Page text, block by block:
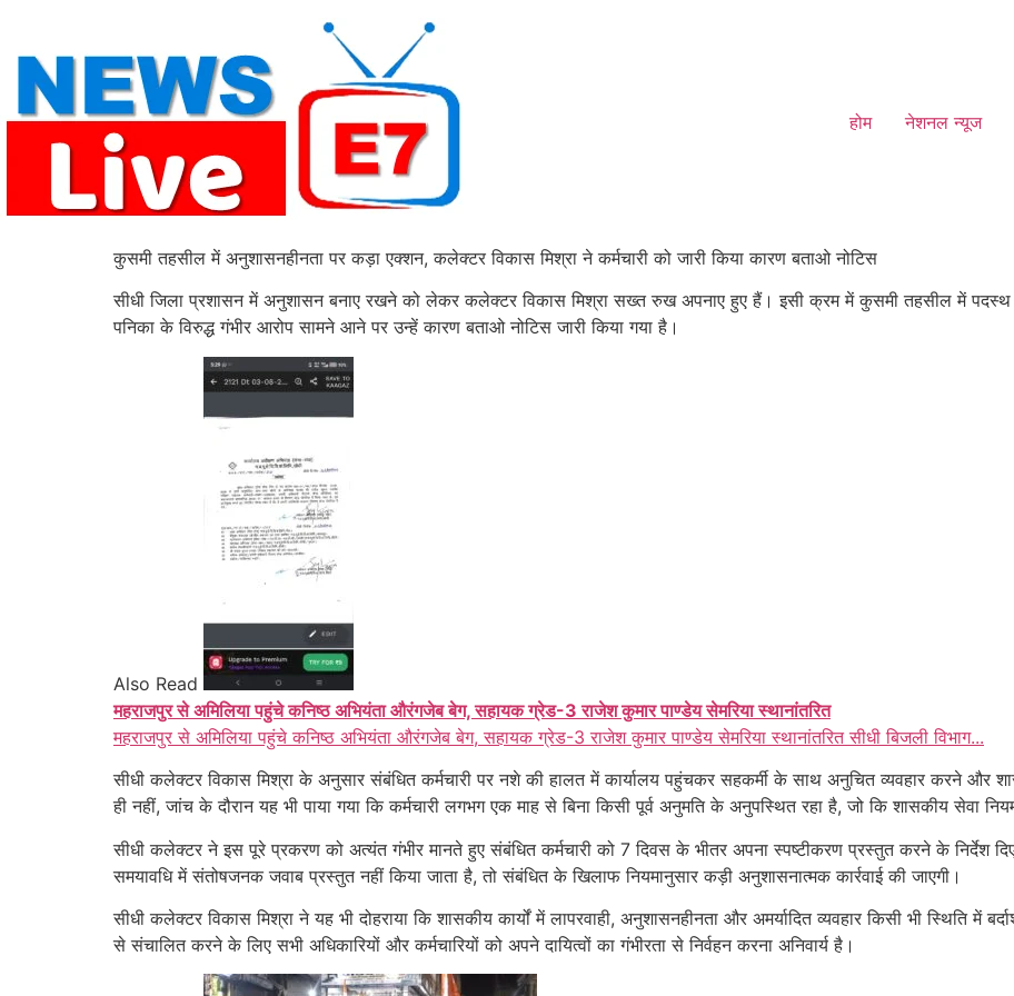
content
होम नेशनल न्यूज
कुसमी तहसील में अनुशासनहीनता पर कड़ा एक्शन, कलेक्टर विकास मिश्रा ने कर्मचारी को जारी किया कारण बताओ नोटिस
सीधी जिला प्रशासन में अनुशासन बनाए रखने को लेकर कलेक्टर विकास मिश्रा सख्त रुख अपनाए हुए हैं। इसी क्रम में कुसमी तहसील में पदस्थ
पनिका के विरुद्ध गंभीर आरोप सामने आने पर उन्हें कारण बताओ नोटिस जारी किया गया है।
Also Read
महराजपुर से अमिलिया पहुंचे कनिष्ठ अभियंता औरंगजेब बेग, सहायक ग्रेड-3 राजेश कुमार पाण्डेय सेमरिया स्थानांतरित
महराजपुर से अमिलिया पहुंचे कनिष्ठ अभियंता औरंगजेब बेग, सहायक ग्रेड-3 राजेश कुमार पाण्डेय सेमरिया स्थानांतरित सीधी बिजली विभाग...
सीधी कलेक्टर विकास मिश्रा के अनुसार संबंधित कर्मचारी पर नशे की हालत में कार्यालय पहुंचकर सहकर्मी के साथ अनुचित व्यवहार करने और
ही नहीं, जांच के दौरान यह भी पाया गया कि कर्मचारी लगभग एक माह से बिना किसी पूर्व अनुमति के अनुपस्थित रहा है, जो कि शासकीय सेवा
सीधी कलेक्टर ने इस पूरे प्रकरण को अत्यंत गंभीर मानते हुए संबंधित कर्मचारी को 7 दिवस के भीतर अपना स्पष्टीकरण प्रस्तुत करने के निर्देश
समयावधि में संतोषजनक जवाब प्रस्तुत नहीं किया जाता है, तो संबंधित के खिलाफ नियमानुसार कड़ी अनुशासनात्मक कार्रवाई की जाएगी।
सीधी कलेक्टर विकास मिश्रा ने यह भी दोहराया कि शासकीय कार्यों में लापरवाही, अनुशासनहीनता और अमर्यादित व्यवहार किसी भी स्थिति में
से संचालित करने के लिए सभी अधिकारियों और कर्मचारियों को अपने दायित्वों का गंभीरता से निर्वहन करना अनिवार्य है।